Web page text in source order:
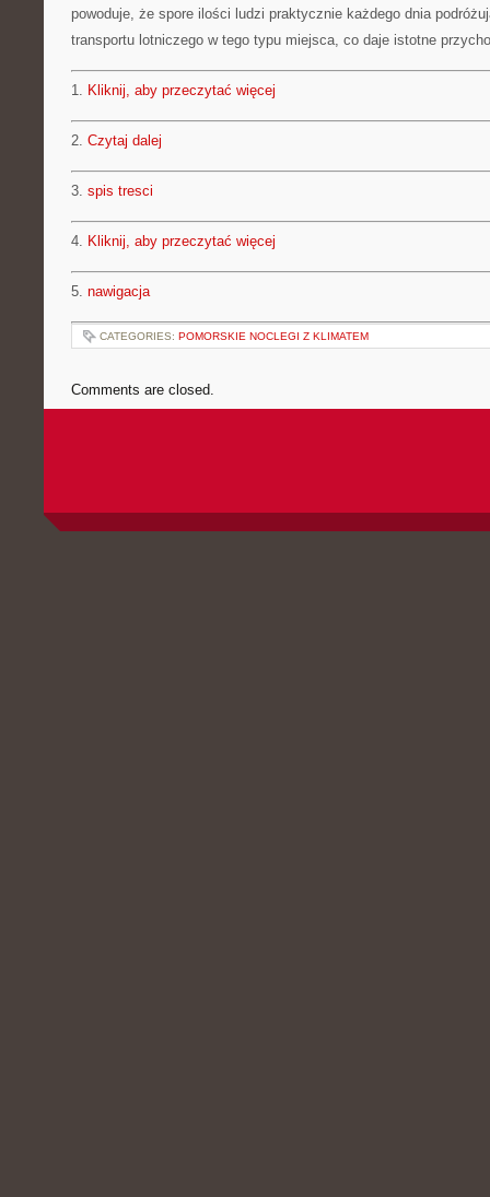
powoduje, że spore ilości ludzi praktycznie każdego dnia
transportu lotniczego w tego typu miejsca, co daje istotne
1. Kliknij, aby przeczytać więcej
2. Czytaj dalej
3. spis tresci
4. Kliknij, aby przeczytać więcej
5. nawigacja
CATEGORIES: POMORSKIE NOCLEGI Z KLIMATEM
Comments are closed.